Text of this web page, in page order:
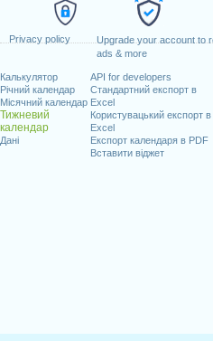
Privacy policy
Upgrade your account to
ads & more
Калькулятор
Річний календар
Місячний календар
Тижневий
календар
Дані
API for developers
Стандартний експорт в
Excel
Користувацький експорт в
Excel
Експорт календаря в PDF
Вставити віджет